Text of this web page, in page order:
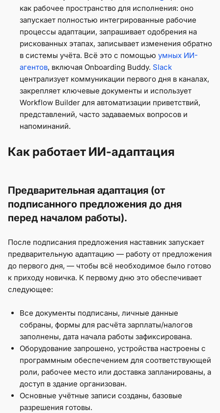
как рабочее пространство для исполнения: оно
запускает полностью интегрированные рабочие
процессы адаптации, запрашивает одобрения на
рискованных этапах, записывает изменения обратно
в системы учёта. Всё это с помощью умных ИИ-
агентов, включая Onboarding Buddy. Slack
централизует коммуникации первого дня в каналах,
закрепляет ключевые документы и использует
Workflow Builder для автоматизации приветствий,
представлений, часто задаваемых вопросов и
напоминаний.
Как работает ИИ-адаптация
Предварительная адаптация (от
подписанного предложения до дня
перед началом работы).
После подписания предложения наставник запускает
предварительную адаптацию — работу от предложения
до первого дня, — чтобы всё необходимое было готово
к приходу новичка. К первому дню это обеспечивает
следующее:
Все документы подписаны, личные данные
собраны, формы для расчёта зарплаты/налогов
заполнены, дата начала работы зафиксирована.
Оборудование запрошено, устройства настроены с
программным обеспечением для соответствующей
роли, рабочее место или доставка запланированы, а
доступ в здание организован.
Основные учётные записи созданы, базовые
разрешения готовы.